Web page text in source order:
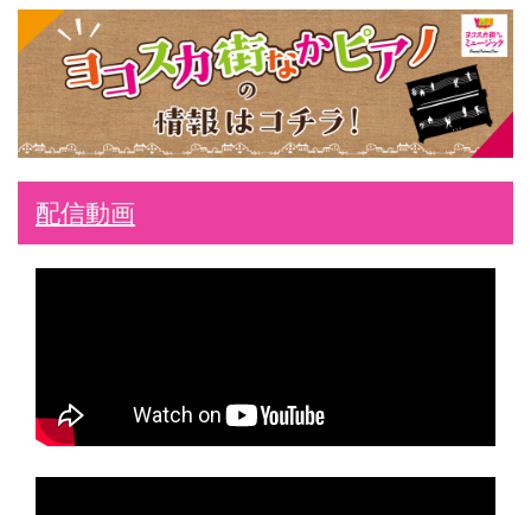
配信動画